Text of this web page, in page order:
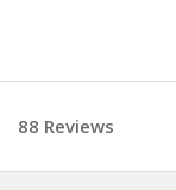
88 Reviews